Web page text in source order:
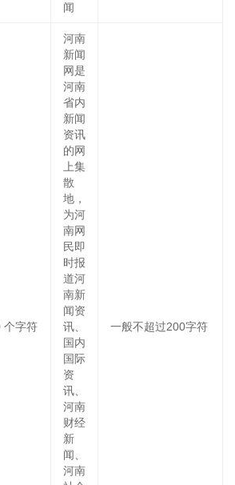
闻
个字符
河南
新闻
网是
河南
省内
新闻
资讯
的网
上集
散
地，
为河
南网
民即
时报
道河
南新
闻资
讯、
国内
国际
资
讯、
河南
财经
新
闻、
河南
一般不超过200字符